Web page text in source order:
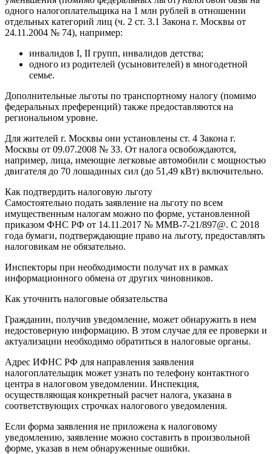
одного налогоплательщика на 1 млн рублей в отношении
отдельных категорий лиц (ч. 2 ст. 3.1 Закона г. Москвы от
24.11.2004 № 74), например:
инвалидов I, II групп, инвалидов детства;
одного из родителей (усыновителей) в многодетной
семье.
Дополнительные льготы по транспортному налогу (помимо
федеральных преференций) также предоставляются на
региональном уровне.
Для жителей г. Москвы они установлены ст. 4 Закона г.
Москвы от 09.07.2008 № 33. От налога освобождаются,
например, лица, имеющие легковые автомобили с мощностью
двигателя до 70 лошадиных сил (до 51,49 кВт) включительно.
Как подтвердить налоговую льготу
Самостоятельно подать заявление на льготу по всем
имущественным налогам можно по форме, установленной
приказом ФНС РФ от 14.11.2017 № ММВ-7-21/897@. С 2018
года бумаги, подтверждающие право на льготу, предоставлять
налоговикам не обязательно.
Инспекторы при необходимости получат их в рамках
информационного обмена от других чиновников.
Как уточнить налоговые обязательства
Гражданин, получив уведомление, может обнаружить в нем
недостоверную информацию. В этом случае для ее проверки и
актуализации необходимо обратиться в налоговые органы.
Адрес ИФНС РФ для направления заявления
налогоплательщик может узнать по телефону контактного
центра в налоговом уведомлении. Инспекция,
осуществляющая конкретный расчет налога, указана в
соответствующих строчках налогового уведомления.
Если форма заявления не приложена к налоговому
уведомлению, заявление можно составить в произвольной
форме, указав в нем обнаруженные ошибки.